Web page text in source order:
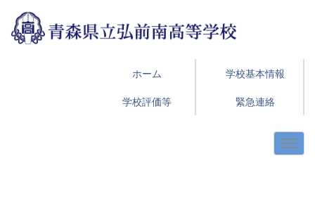
ホーム
学校基本情報
学校評価等
緊急連絡